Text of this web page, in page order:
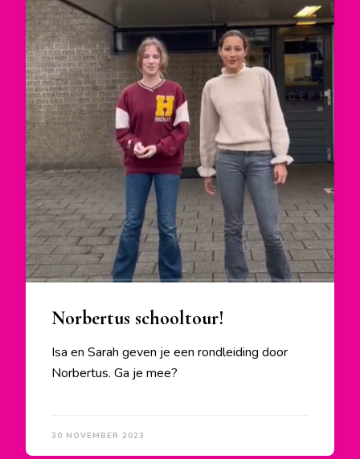
Norbertus schooltour!
Isa en Sarah geven je een rondleiding door
Norbertus. Ga je mee?
30 NOVEMBER 2023